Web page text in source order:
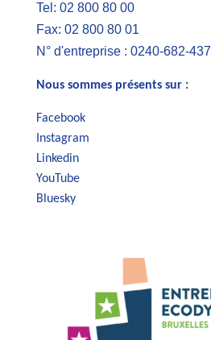
Tel: 02 800 80 00
Fax: 02 800 80 01
N° d'entreprise : 0240-682-437
Nous sommes présents sur :
Facebook
Instagram
Linkedin
YouTube
Bluesky